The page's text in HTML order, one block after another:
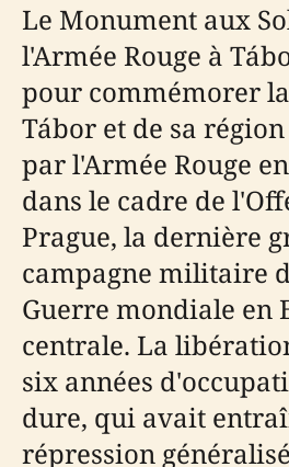
Le Monument aux
l'Armée Rouge à
pour commémorer
Tábor et de sa
par l'Armée Rouge
dans le cadre de
Prague, la dernière
campagne militaire
Guerre mondiale en
centrale. La
six années
dure, qui avait
répression